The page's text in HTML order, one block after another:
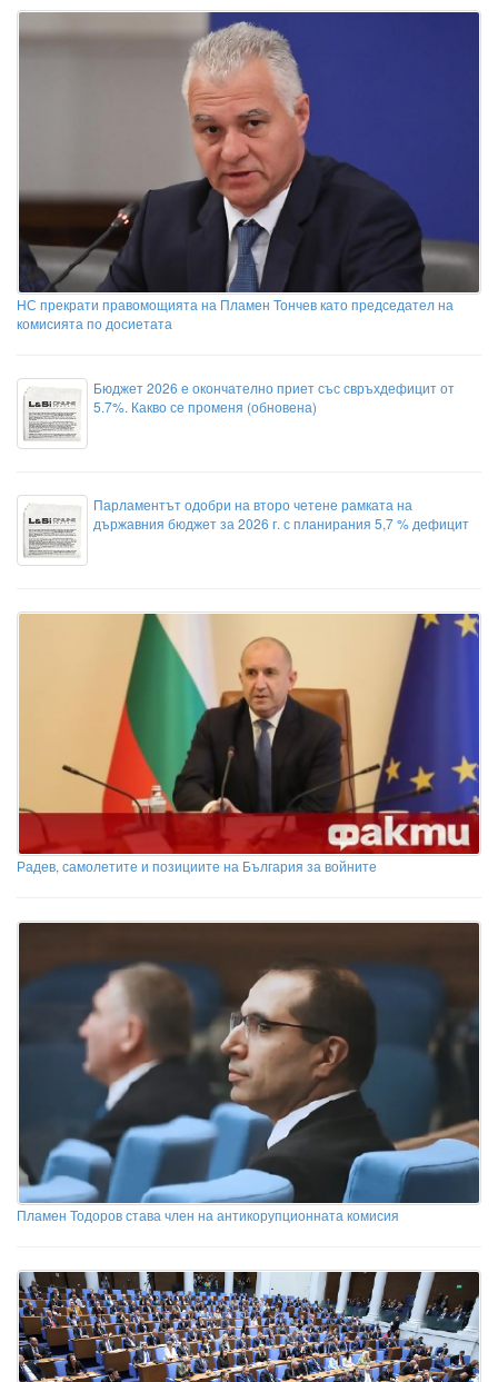
НС прекрати правомощията на Пламен Тончев като председател на
комисията по досиетата
Бюджет 2026 е окончателно приет със свръхдефицит от
5.7%. Какво се променя (обновена)
Парламентът одобри на второ четене рамката на
държавния бюджет за 2026 г. с планирания 5,7 % дефицит
Радев, самолетите и позициите на България за войните
Пламен Тодоров става член на антикорупционната комисия